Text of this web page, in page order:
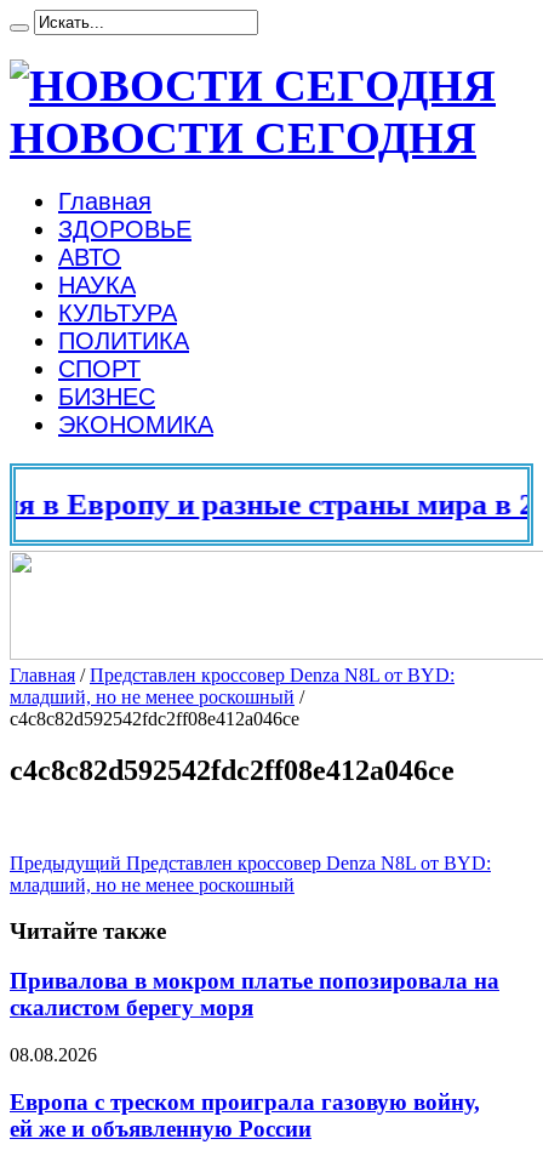
НОВОСТИ СЕГОДНЯ
Главная
ЗДОРОВЬЕ
АВТО
НАУКА
КУЛЬТУРА
ПОЛИТИКА
СПОРТ
БИЗНЕС
ЭКОНОМИКА
в Европу и разные страны мира в
Главная /Представлен кроссовер Denza N8L от BYD:
младший, но не менее роскошный /
c4c8c82d592542fdc2ff08e412a046ce
c4c8c82d592542fdc2ff08e412a046ce
Предыдущий Представлен кроссовер Denza N8L от BYD:
младший, но не менее роскошный
Читайте также
Привалова в мокром платье попозировала на
скалистом берегу моря
08.08.2026
Европа с треском проиграла газовую войну,
ей же и объявленную России